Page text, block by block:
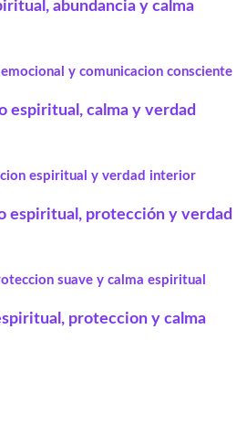
abundancia y calma
espiritual, calma y verdad
espiritual, protección y verdad
proteccion y calma